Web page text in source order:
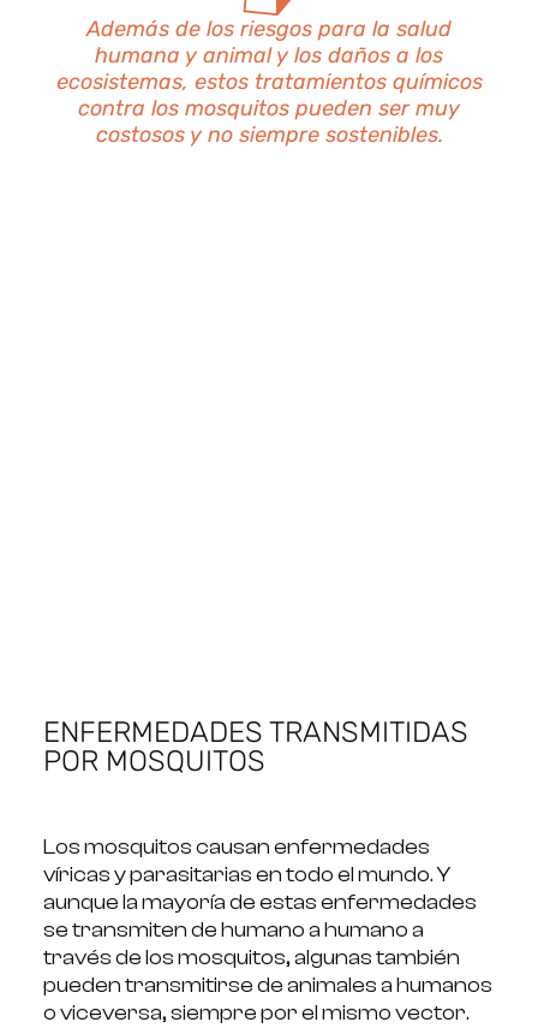
Además de los riesgos para la salud
humana y animal y los daños a los
ecosistemas, estos tratamientos químicos
contra los mosquitos pueden ser muy
costosos y no siempre sostenibles.
ENFERMEDADES TRANSMITIDAS
POR MOSQUITOS
Los mosquitos causan enfermedades
víricas y parasitarias en todo el mundo. Y
aunque la mayoría de estas enfermedades
se transmiten de humano a humano a
través de los mosquitos, algunas también
pueden transmitirse de animales a humanos
o viceversa, siempre por el mismo vector.